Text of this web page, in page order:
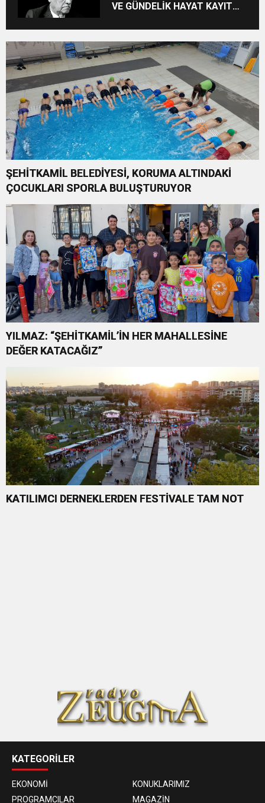
VE GÜNDELİK HAYAT KAYIT
ŞEHİTKAMİL BELEDİYESİ, KORUMA ALTINDAKİ
ÇOCUKLARI SPORLA BULUŞTURUYOR
YILMAZ: “ŞEHİTKAMİL’İN HER MAHALLESİNE
DEĞER KATACAĞIZ”
KATILIMCI DERNEKLERDEN FESTİVALE TAM NOT
KATEGORİLER
EKONOMİ
KONUKLARIMIZ
PROGRAMCILAR
MAGAZİN